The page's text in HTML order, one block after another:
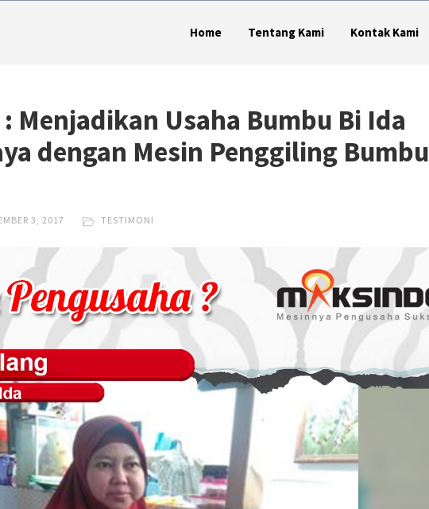
Home Tentang Kami Kontak Kami
Menjadikan Usaha Bumbu Bi Ida
dengan Mesin Penggiling Bumbu
3, 2017 TESTIMONI